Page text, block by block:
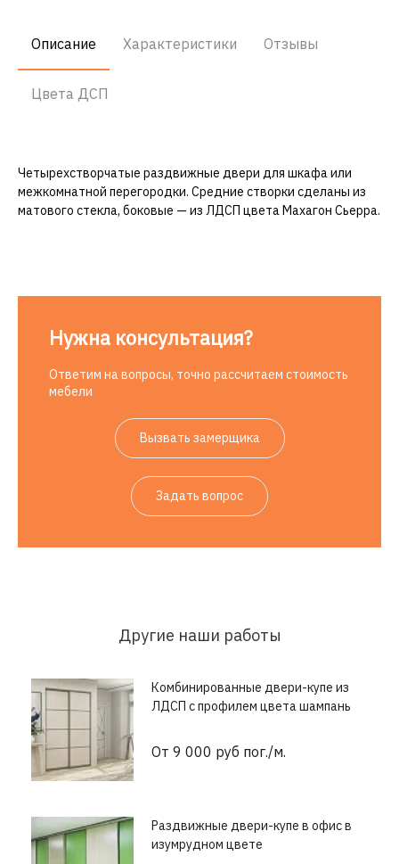
Описание Характеристики Отзывы
Цвета ДСП
Четырехстворчатые раздвижные двери для шкафа или
межкомнатной перегородки. Средние створки сделаны из
матового стекла, боковые — из ЛДСП цвета Махагон Сьерра.
Нужна консультация?
Ответим на вопросы, точно рассчитаем стоимость
мебели
Вызвать замерщика
Задать вопрос
Другие наши работы
Комбинированные двери-купе из
ЛДСП с профилем цвета шампань
От 9 000 руб пог./м.
Раздвижные двери-купе в офис в
изумрудном цвете